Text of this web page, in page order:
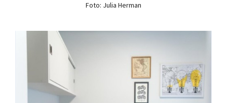
Foto: Julia Herman